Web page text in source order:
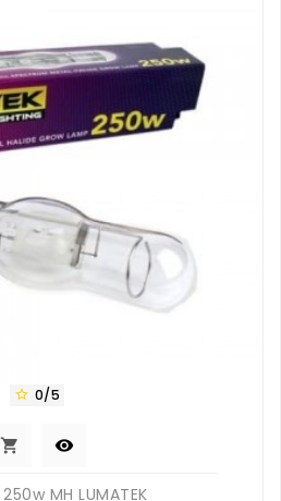
 0/5
 
MH LUMATEK